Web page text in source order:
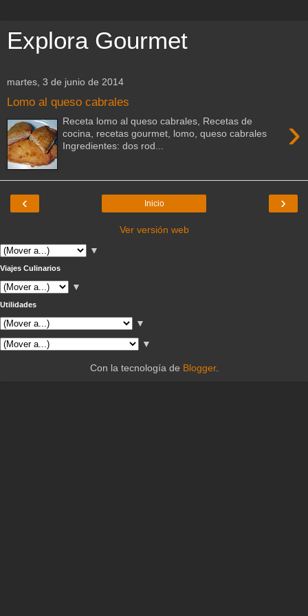
Explora Gourmet
martes, 3 de junio de 2014
Lomo al queso cabrales
›
Receta lomo al queso cabrales, Recetas de
cocina, recetas gourmet, lomo, queso cabrales
Ingredientes: dos rod...
‹ ›
Inicio
Ver versión web
▼
Viajes Culinarios
▼
Utilidades
▼
▼
Con la tecnología de Blogger.